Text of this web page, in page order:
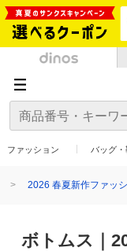
ファッション バッグ
2026 春夏新作ファッ
ボトムス｜